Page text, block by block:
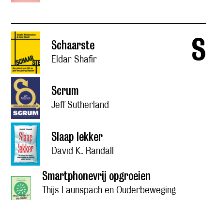
s
Schaarste
Eldar Shafir
Scrum
Jeff Sutherland
Slaap lekker
David K. Randall
Smartphonevrij opgroeien
Thijs Launspach en Ouderbeweging